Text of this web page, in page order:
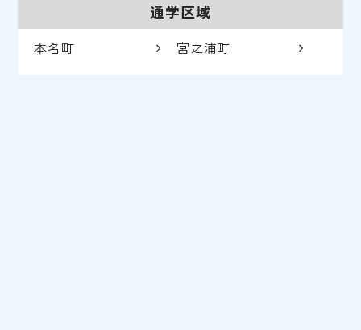
通学区域
本名町 宮之浦町